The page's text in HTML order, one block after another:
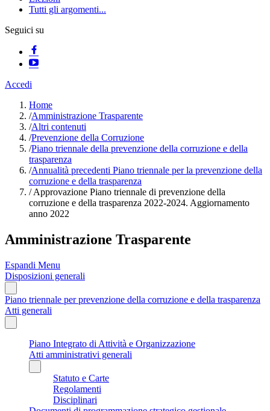
Tutti gli argomenti...
Seguici su
Accedi
Home
/Amministrazione Trasparente
/Altri contenuti
/Prevenzione della Corruzione
/Piano triennale della prevenzione della corruzione e della
trasparenza
/Annualità precedenti Piano triennale per la prevenzione della
corruzione e della trasparenza
/Approvazione Piano triennale di prevenzione della
corruzione e della trasparenza 2022-2024. Aggiornamento
anno 2022
Amministrazione Trasparente
Espandi Menu
Disposizioni generali
Piano triennale per prevenzione della corruzione e della trasparenza
Atti generali
Piano Integrato di Attività e Organizzazione
Atti amministrativi generali
Statuto e Carte
Regolamenti
Disciplinari